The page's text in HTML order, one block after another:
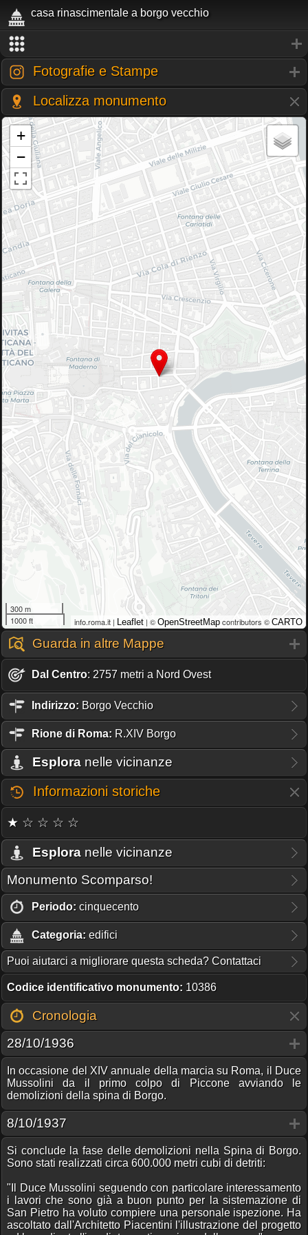
casa rinascimentale a borgo vecchio
Fotografie e Stampe
Localizza monumento
+
−
300 m
1000 ft
info.roma.it | Leaflet | © OpenStreetMap contributors © CARTO
Guarda in altre Mappe
Dal Centro: 2757 metri a Nord Ovest
Indirizzo: Borgo Vecchio
Rione di Roma: R.XIV Borgo
Esplora nelle vicinanze
Informazioni storiche
★ ☆ ☆ ☆ ☆
Esplora nelle vicinanze
Monumento Scomparso!
Periodo: cinquecento
Categoria: edifici
Puoi aiutarci a migliorare questa scheda? Contattaci
Codice identificativo monumento: 10386
Cronologia
28/10/1936
In occasione del XIV annuale della marcia su Roma, il Duce
Mussolini da il primo colpo di Piccone avviando le
demolizioni della spina di Borgo.
8/10/1937
Si conclude la fase delle demolizioni nella Spina di Borgo.
Sono stati realizzati circa 600.000 metri cubi di detriti:
"Il Duce Mussolini seguendo con particolare interessamento
i lavori che sono già a buon punto per la sistemazione di
San Pietro ha voluto compiere una personale ispezione. Ha
ascoltato dall'Architetto Piacentini l'illustrazione del progetto